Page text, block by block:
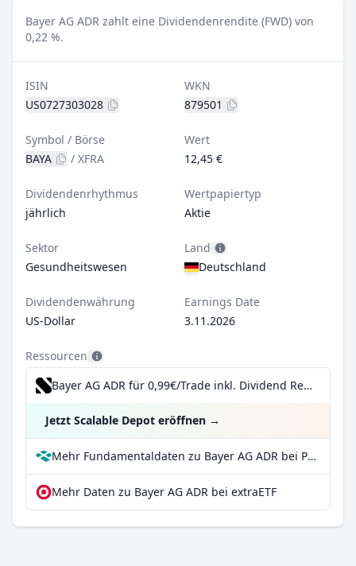
Bayer AG ADR zahlt eine Dividendenrendite (FWD) von
0,22 %.
ISIN
US0727303028
WKN
879501
Symbol / Börse
BAYA
/ XFRA
Wert
12,45 €
Dividendenrhythmus
jährlich
Wertpapiertyp
Aktie
Sektor
Gesundheitswesen
Land
Deutschland
Dividendenwährung
US-Dollar
Earnings Date
3.11.2026
Ressourcen
Bayer AG ADR für 0,99€/Trade inkl. Dividend Reinvestment Plan
Jetzt Scalable Depot eröffnen →
Mehr Fundamentaldaten zu Bayer AG ADR bei Parqet
Mehr Daten zu Bayer AG ADR bei extraETF